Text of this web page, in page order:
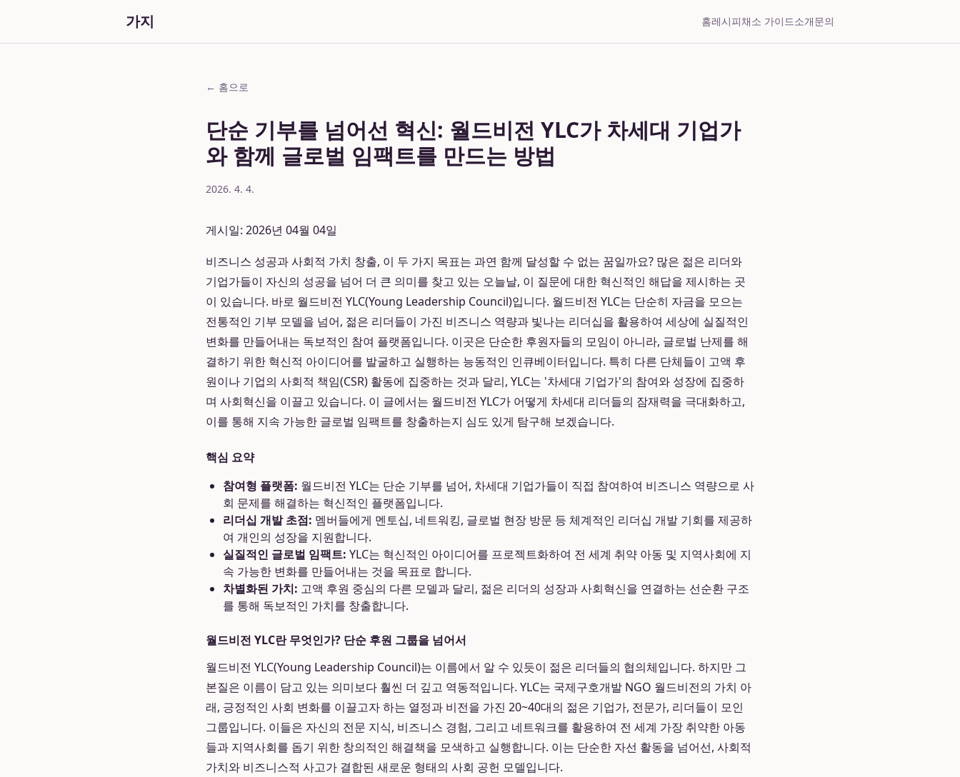
가지 홈레시피채소 가이드소개문의
← 홈으로
단순 기부를 넘어선 혁신: 월드비전 YLC가 차세대 기업가
와 함께 글로벌 임팩트를 만드는 방법
2026. 4. 4.
게시일: 2026년 04월 04일
비즈니스 성공과 사회적 가치 창출, 이 두 가지 목표는 과연 함께 달성할 수 없는 꿈일까요? 많은 젊은 리더와
기업가들이 자신의 성공을 넘어 더 큰 의미를 찾고 있는 오늘날, 이 질문에 대한 혁신적인 해답을 제시하는 곳
이 있습니다. 바로 월드비전 YLC(Young Leadership Council)입니다. 월드비전 YLC는 단순히 자금을 모으는
전통적인 기부 모델을 넘어, 젊은 리더들이 가진 비즈니스 역량과 빛나는 리더십을 활용하여 세상에 실질적인
변화를 만들어내는 독보적인 참여 플랫폼입니다. 이곳은 단순한 후원자들의 모임이 아니라, 글로벌 난제를 해
결하기 위한 혁신적 아이디어를 발굴하고 실행하는 능동적인 인큐베이터입니다. 특히 다른 단체들이 고액 후
원이나 기업의 사회적 책임(CSR) 활동에 집중하는 것과 달리, YLC는 '차세대 기업가'의 참여와 성장에 집중하
며 사회혁신을 이끌고 있습니다. 이 글에서는 월드비전 YLC가 어떻게 차세대 리더들의 잠재력을 극대화하고,
이를 통해 지속 가능한 글로벌 임팩트를 창출하는지 심도 있게 탐구해 보겠습니다.
핵심 요약
참여형 플랫폼: 월드비전 YLC는 단순 기부를 넘어, 차세대 기업가들이 직접 참여하여 비즈니스 역량으로 사
회 문제를 해결하는 혁신적인 플랫폼입니다.
리더십 개발 초점: 멤버들에게 멘토십, 네트워킹, 글로벌 현장 방문 등 체계적인 리더십 개발 기회를 제공하
여 개인의 성장을 지원합니다.
실질적인 글로벌 임팩트: YLC는 혁신적인 아이디어를 프로젝트화하여 전 세계 취약 아동 및 지역사회에 지
속 가능한 변화를 만들어내는 것을 목표로 합니다.
차별화된 가치: 고액 후원 중심의 다른 모델과 달리, 젊은 리더의 성장과 사회혁신을 연결하는 선순환 구조
를 통해 독보적인 가치를 창출합니다.
월드비전 YLC란 무엇인가? 단순 후원 그룹을 넘어서
월드비전 YLC(Young Leadership Council)는 이름에서 알 수 있듯이 젊은 리더들의 협의체입니다. 하지만 그
본질은 이름이 담고 있는 의미보다 훨씬 더 깊고 역동적입니다. YLC는 국제구호개발 NGO 월드비전의 가치 아
래, 긍정적인 사회 변화를 이끌고자 하는 열정과 비전을 가진 20~40대의 젊은 기업가, 전문가, 리더들이 모인
그룹입니다. 이들은 자신의 전문 지식, 비즈니스 경험, 그리고 네트워크를 활용하여 전 세계 가장 취약한 아동
들과 지역사회를 돕기 위한 창의적인 해결책을 모색하고 실행합니다. 이는 단순한 자선 활동을 넘어선, 사회적
가치와 비즈니스적 사고가 결합된 새로운 형태의 사회 공헌 모델입니다.